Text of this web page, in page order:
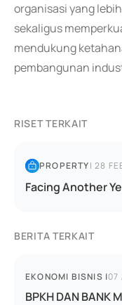
organisasi yang
sekaligus
mendukung
pembangunan
RISET TERKAIT
PROPERTY|28
Facing Another
BERITA TERKAIT
EKONOMI BISNIS |07
BPKH DAN BANK